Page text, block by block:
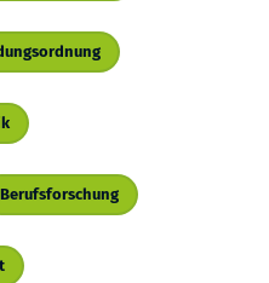
Berufsforschung